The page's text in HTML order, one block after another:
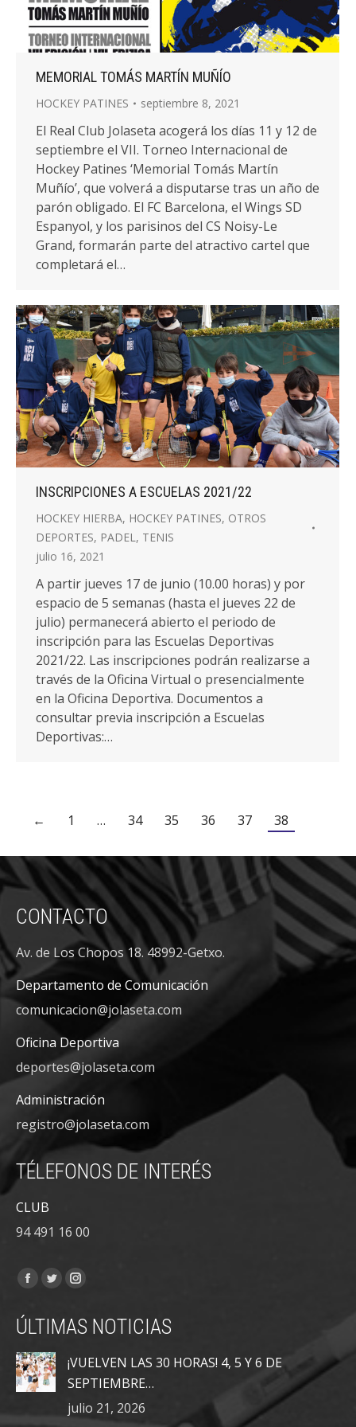
MEMORIAL TOMÁS MARTÍN MUÑÍO
HOCKEY PATINES septiembre 8, 2021
El Real Club Jolaseta acogerá los días 11 y 12 de
septiembre el VII. Torneo Internacional de
Hockey Patines ‘Memorial Tomás Martín
Muñío’, que volverá a disputarse tras un año de
parón obligado. El FC Barcelona, el Wings SD
Espanyol, y los parisinos del CS Noisy-Le
Grand, formarán parte del atractivo cartel que
completará el…
INSCRIPCIONES A ESCUELAS 2021/22
HOCKEY HIERBA, HOCKEY PATINES, OTROS
DEPORTES, PADEL , TENIS
julio 16, 2021
A partir jueves 17 de junio (10.00 horas) y por
espacio de 5 semanas (hasta el jueves 22 de
julio) permanecerá abierto el periodo de
inscripción para las Escuelas Deportivas
2021/22. Las inscripciones podrán realizarse a
través de la Oficina Virtual o presencialmente
en la Oficina Deportiva. Documentos a
consultar previa inscripción a Escuelas
Deportivas:…
← 1 … 34 35 36 37 38
CONTACTO
Av. de Los Chopos 18. 48992-Getxo.
Departamento de Comunicación
comunicacion@jolaseta.com
Oficina Deportiva
deportes@jolaseta.com
Administración
registro@jolaseta.com
TÉLEFONOS DE INTERÉS
CLUB
94 491 16 00
Encuéntranos en:
Facebook
opens
in
new
window
Twitter
opens
in
new
window
Instagram
opens
new
window
ÚLTIMAS NOTICIAS
¡VUELVEN LAS 30 HORAS! 4, 5 Y 6 DE
SEPTIEMBRE…
julio 21, 2026